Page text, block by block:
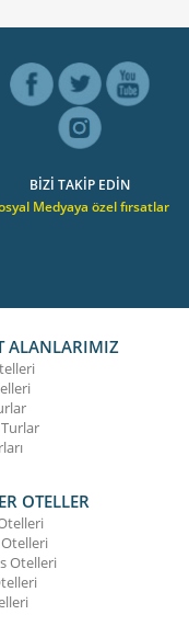
BİZİ TAKİP EDİN
Medyaya özel fırsatlar
ALANLARIMIZ
Turlar
OTELLER
Otelleri